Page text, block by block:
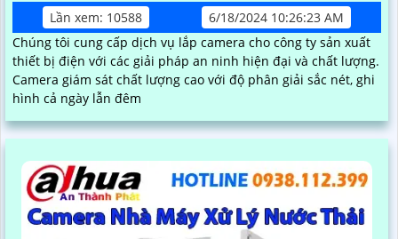
Lần xem: 10588
6/18/2024 10:26:23 AM
Chúng tôi cung cấp dịch vụ lắp camera cho công ty sản xuất
thiết bị điện với các giải pháp an ninh hiện đại và chất lượng.
Camera giám sát chất lượng cao với độ phân giải sắc nét, ghi
hình cả ngày lẫn đêm